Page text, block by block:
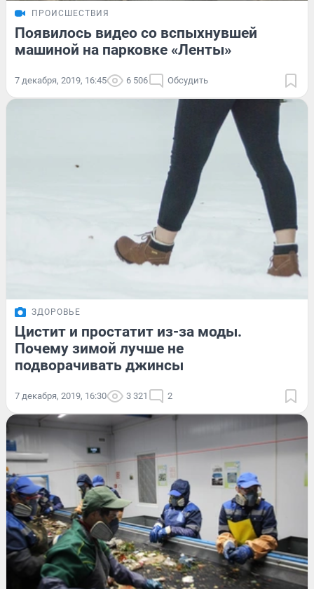
ПРОИСШЕСТВИЯ
Появилось видео со вспыхнувшей
машиной на парковке «Ленты»
7 декабря, 2019, 16:45 6 506 Обсудить
ЗДОРОВЬЕ
Цистит и простатит из-за моды.
Почему зимой лучше не
подворачивать джинсы
7 декабря, 2019, 16:30 3 321 2